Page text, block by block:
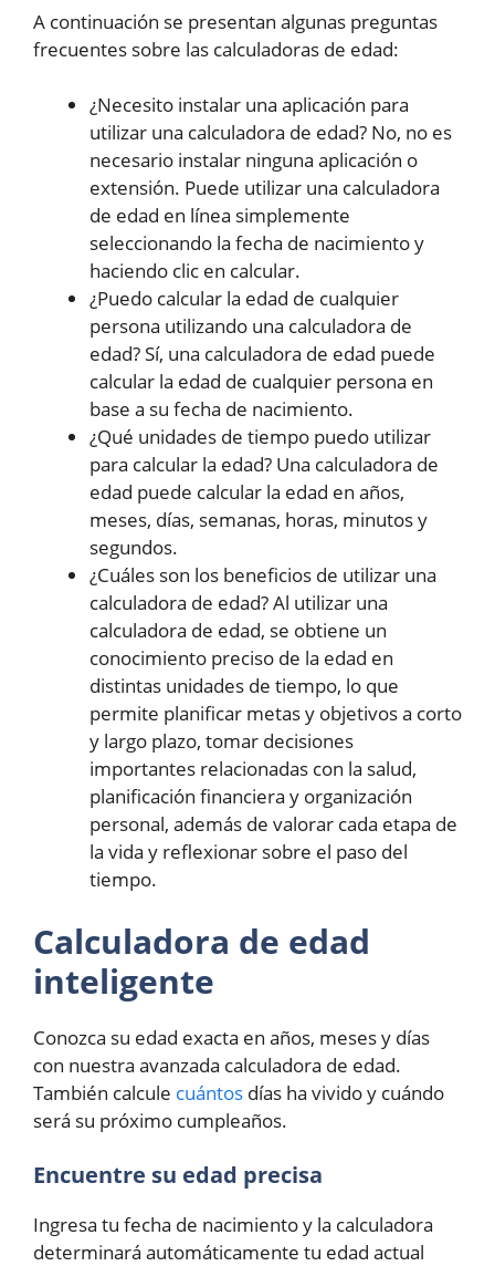
A continuación se presentan algunas preguntas
frecuentes sobre las calculadoras de edad:
¿Necesito instalar una aplicación para
utilizar una calculadora de edad? No, no es
necesario instalar ninguna aplicación o
extensión. Puede utilizar una calculadora
de edad en línea simplemente
seleccionando la fecha de nacimiento y
haciendo clic en calcular.
¿Puedo calcular la edad de cualquier
persona utilizando una calculadora de
edad? Sí, una calculadora de edad puede
calcular la edad de cualquier persona en
base a su fecha de nacimiento.
¿Qué unidades de tiempo puedo utilizar
para calcular la edad? Una calculadora de
edad puede calcular la edad en años,
meses, días, semanas, horas, minutos y
segundos.
¿Cuáles son los beneficios de utilizar una
calculadora de edad? Al utilizar una
calculadora de edad, se obtiene un
conocimiento preciso de la edad en
distintas unidades de tiempo, lo que
permite planificar metas y objetivos a corto
y largo plazo, tomar decisiones
importantes relacionadas con la salud,
planificación financiera y organización
personal, además de valorar cada etapa de
la vida y reflexionar sobre el paso del
tiempo.
Calculadora de edad
inteligente
Conozca su edad exacta en años, meses y días
con nuestra avanzada calculadora de edad.
También calcule cuántos días ha vivido y cuándo
será su próximo cumpleaños.
Encuentre su edad precisa
Ingresa tu fecha de nacimiento y la calculadora
determinará automáticamente tu edad actual